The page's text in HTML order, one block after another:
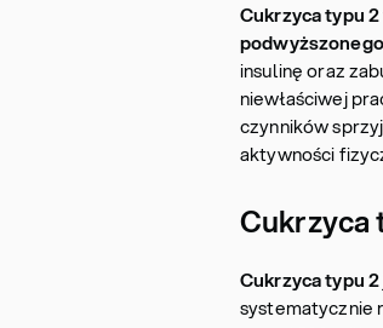
Cukrzyca typu 2
insulinę oraz
niewłaściwej
czynników
aktywności
Cukrzyca
Cukrzyca typu 2
systematycznie